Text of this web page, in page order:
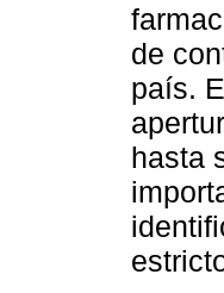
de
país.
hasta